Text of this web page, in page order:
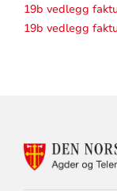
19b vedlegg
19b vedlegg